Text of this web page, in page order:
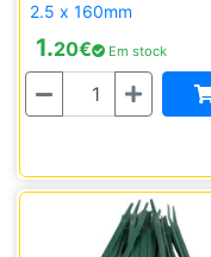
2.5 x 160mm
1.20€ Em stock
Quantidade